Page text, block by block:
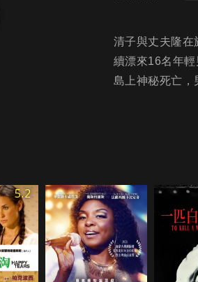
清子與丈夫隆在
續漂來16名年
島上神秘死亡
5.2